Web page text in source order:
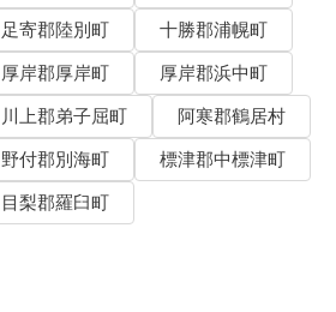
足寄郡陸別町
十勝郡浦幌町
厚岸郡厚岸町
厚岸郡浜中町
川上郡弟子屈町
阿寒郡鶴居村
野付郡別海町
標津郡中標津町
目梨郡羅臼町